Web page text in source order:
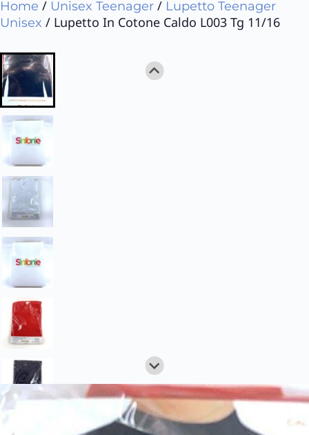
Home / Unisex Teenager / Lupetto Teenager
Unisex / Lupetto In Cotone Caldo L003 Tg 11/16